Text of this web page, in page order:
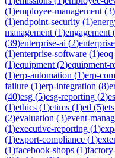
(1)employee-management (3)
(1)endpoint-security (1)
management (1)engagement (
(39)enterprise-ai (2)
(1)enterprise-software (1)eoq
(1)equipment (2)equipment-
(1)erp-automation (1)erp-
failure (1)erp-integration (8)
(40)esg (5)esg-reporting (2)
(1)ethics (1)etims (1)etl (5)
(2)evaluation (3)event-
(1)executive-reporting (1)
(1)export-compliance (1)
(1)facebook-shops (1)